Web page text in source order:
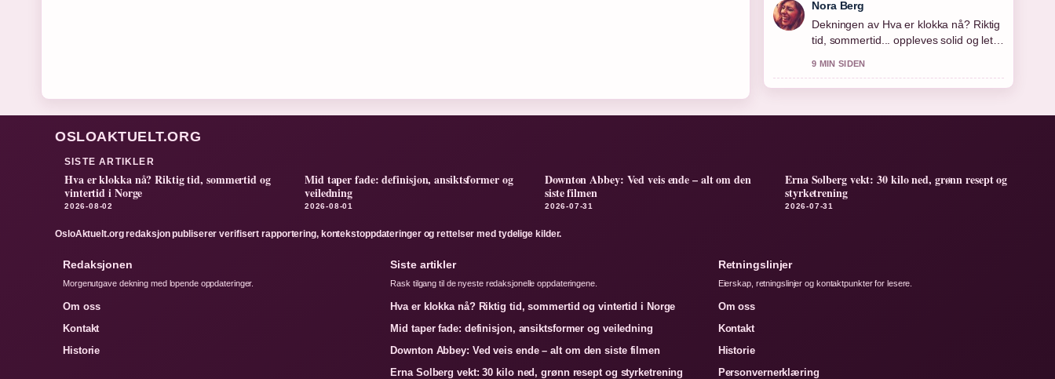
Nora Berg
Dekningen av Hva er klokka nå? Riktig
tid, sommertid... oppleves solid og lett
9 MIN SIDEN
OSLOAKTUELT.ORG
SISTE ARTIKLER
Hva er klokka nå? Riktig tid, sommertid og
vintertid i Norge
2026-08-02
Mid taper fade: definisjon, ansiktsformer og
veiledning
2026-08-01
Downton Abbey: Ved veis ende – alt om den
siste filmen
2026-07-31
Erna Solberg vekt: 30 kilo ned, grønn resept og
styrketrening
2026-07-31
OsloAktuelt.org redaksjon publiserer verifisert rapportering, kontekstoppdateringer og rettelser med tydelige kilder.
Redaksjonen
Morgenutgave dekning med lopende oppdateringer.
Om oss
Kontakt
Historie
Siste artikler
Rask tilgang til de nyeste redaksjonelle oppdateringene.
Hva er klokka nå? Riktig tid, sommertid og vintertid i Norge
Mid taper fade: definisjon, ansiktsformer og veiledning
Downton Abbey: Ved veis ende – alt om den siste filmen
Erna Solberg vekt: 30 kilo ned, grønn resept og styrketrening
Retningslinjer
Eierskap, retningslinjer og kontaktpunkter for lesere.
Om oss
Kontakt
Historie
Personvernerklæring